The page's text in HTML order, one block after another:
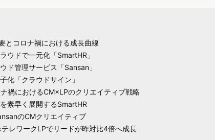
とコロナ禍における成長曲線
ウドで一元化「SmartHR」
ド管理サービス「Sansan」
化「クラウドサイン」
禍におけるCM×LPのクリエイティブ戦略
素早く展開するSmartHR
のCMクリエイティブ
レワークLPでリードが昨対比4倍へ成長